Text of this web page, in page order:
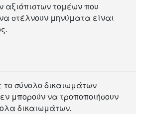
αξιόπιστων τομέων που
στέλνουν μηνύματα είναι
το σύνολο δικαιωμάτων
μπορούν να τροποποιήσουν
δικαιωμάτων.